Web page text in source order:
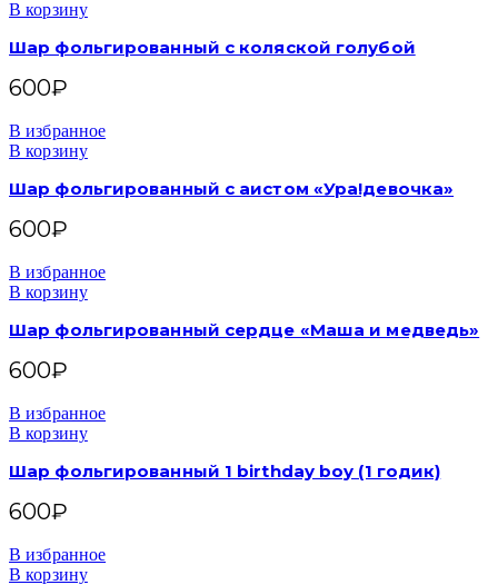
В корзину
Шар фольгированный с коляской голубой
600₽
В избранное
В корзину
Шар фольгированный с аистом «Ура!девочка»
600₽
В избранное
В корзину
Шар фольгированный сердце «Маша и медведь»
600₽
В избранное
В корзину
Шар фольгированный 1 birthday boy (1 годик)
600₽
В избранное
В корзину